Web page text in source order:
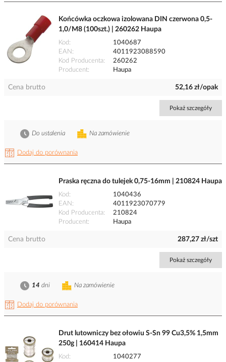
Końcówka oczkowa izolowana DIN czerwona 0,5-
1,0/M8 (100szt.) | 260262 Haupa
Kod
1040687
EAN
4011923088590
Kod Producenta
260262
Producent
Haupa
Cena brutto 52,16 zł/opak
Pokaż szczegóły
Dodaj do porównania
Na zamówienie
Do ustalenia
Praska ręczna do tulejek 0,75-16mm | 210824 Haupa
Kod
1040436
EAN
4011923070779
Kod Producenta
210824
Producent
Haupa
Cena brutto 287,27 zł/szt
Pokaż szczegóły
Dodaj do porównania
Na zamówienie
14 dni
Drut lutowniczy bez ołowiu S-Sn 99 Cu3,5% 1,5mm
250g | 160414 Haupa
Kod
1040277